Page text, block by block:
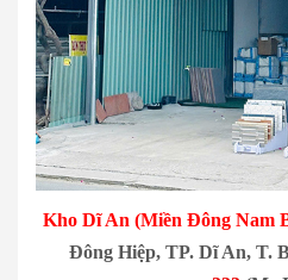
Kho Dĩ An (Miền Đông Nam
Đông Hiệp, TP. Dĩ An, T.